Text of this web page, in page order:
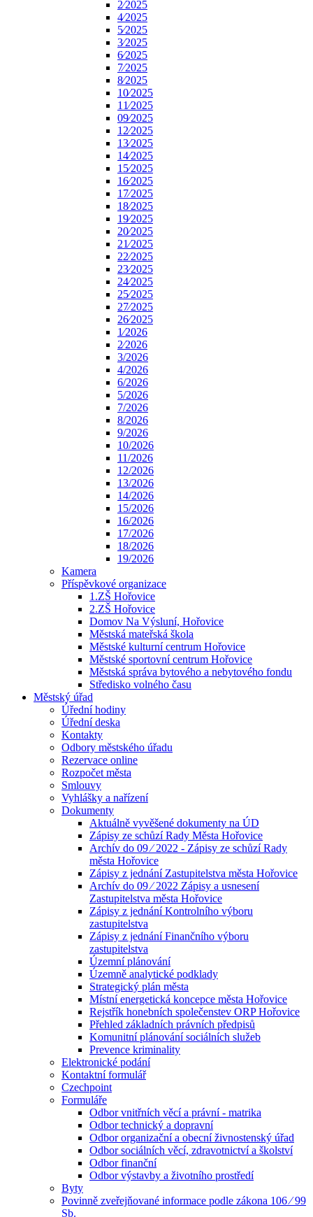
2⁄2025
4⁄2025
5⁄2025
3⁄2025
6⁄2025
7⁄2025
8⁄2025
10⁄2025
11⁄2025
09⁄2025
12⁄2025
13⁄2025
14⁄2025
15⁄2025
16⁄2025
17⁄2025
18⁄2025
19⁄2025
20⁄2025
21⁄2025
22⁄2025
23⁄2025
24⁄2025
25⁄2025
27⁄2025
26⁄2025
1⁄2026
2⁄2026
3/2026
4/2026
6/2026
5/2026
7/2026
8/2026
9/2026
10/2026
11/2026
12/2026
13/2026
14/2026
15/2026
16/2026
17/2026
18/2026
19/2026
Kamera
Příspěvkové organizace
1.ZŠ Hořovice
2.ZŠ Hořovice
Domov Na Výsluní, Hořovice
Městská mateřská škola
Městské kulturní centrum Hořovice
Městské sportovní centrum Hořovice
Městská správa bytového a nebytového fondu
Středisko volného času
Městský úřad
Úřední hodiny
Úřední deska
Kontakty
Odbory městského úřadu
Rezervace online
Rozpočet města
Smlouvy
Vyhlášky a nařízení
Dokumenty
Aktuálně vyvěšené dokumenty na ÚD
Zápisy ze schůzí Rady Města Hořovice
Archív do 09 ⁄ 2022 - Zápisy ze schůzí Rady
města Hořovice
Zápisy z jednání Zastupitelstva města Hořovice
Archív do 09 ⁄ 2022 Zápisy a usnesení
Zastupitelstva města Hořovice
Zápisy z jednání Kontrolního výboru
zastupitelstva
Zápisy z jednání Finančního výboru
zastupitelstva
Územní plánování
Územně analytické podklady
Strategický plán města
Místní energetická koncepce města Hořovice
Rejstřík honebních společenstev ORP Hořovice
Přehled základních právních předpisů
Komunitní plánování sociálních služeb
Prevence kriminality
Elektronické podání
Kontaktní formulář
Czechpoint
Formuláře
Odbor vnitřních věcí a právní - matrika
Odbor technický a dopravní
Odbor organizační a obecní živnostenský úřad
Odbor sociálních věcí, zdravotnictví a školství
Odbor finanční
Odbor výstavby a životního prostředí
Byty
Povinně zveřejňované informace podle zákona 106 ⁄ 99
Sb.